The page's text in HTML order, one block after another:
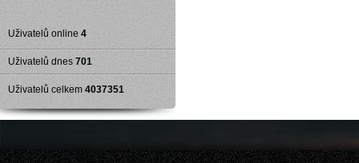
Uživatelů online 4
Uživatelů dnes 701
Uživatelů celkem 4037351